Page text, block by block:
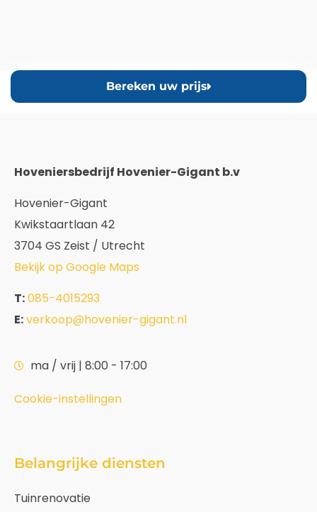
Bereken uw prijs
Hoveniersbedrijf Hovenier-Gigant b.v
Hovenier-Gigant
Kwikstaartlaan 42
3704 GS Zeist / Utrecht
Bekijk op Google Maps
T:085-4015293
E:verkoop@hovenier-gigant.nl
ma / vrij | 8:00 - 17:00
Cookie-instellingen
Belangrijke diensten
Tuinrenovatie